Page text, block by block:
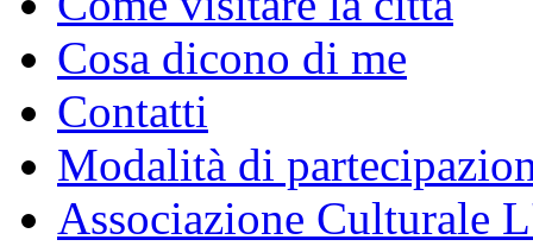
Cosa dicono di me
Contatti
Modalità di
Associazione Culturale